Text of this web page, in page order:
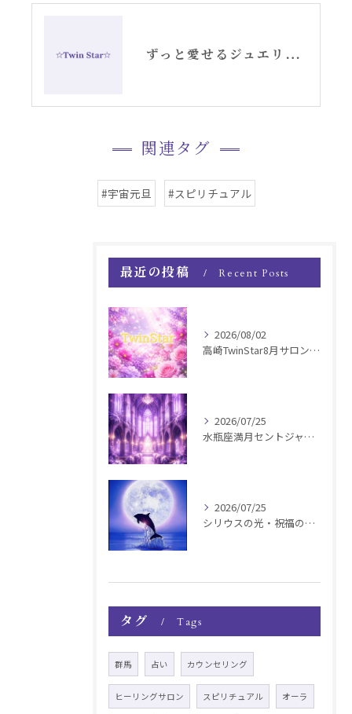
ずっと愛せるジュエリー・お守りジュエリー・天使の羽根ピアス
関連タグ
#宇宙元旦 #スピリチュアル
最近の投稿 Recent Posts
2026/08/02
高崎TwinStar8月サロンお知らせ
2026/07/25
水瓶座満月セントジャーメインGSVF遠隔お知らせ
2026/07/25
シリウスの光・祝福の波動チャージ遠隔お知らせ〜銀河新年〜
タグ Tags
群馬 占い カウンセリング
ヒーリングサロン スピリチュアル オーラ